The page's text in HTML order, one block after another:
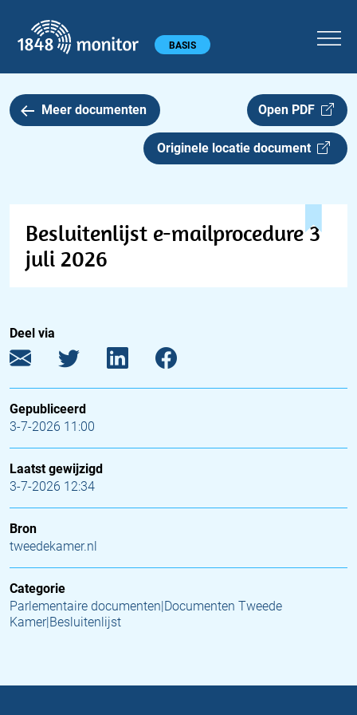
Hoofdmenu BASIS
Meer documenten Open PDF
Originele locatie document
Besluitenlijst e-mailprocedure 3
juli 2026
Deel via
Gepubliceerd
3-7-2026 11:00
Laatst gewijzigd
3-7-2026 12:34
Bron
tweedekamer.nl
Categorie
Parlementaire documenten|Documenten Tweede
Kamer|Besluitenlijst